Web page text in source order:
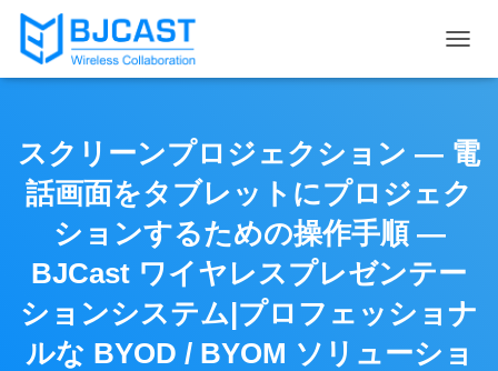
O
L
E
N
A
G
T
I
O
スクリーンプロジェクション — 電
話画面をタブレットにプロジェク
ションするための操作手順 —
BJCast ワイヤレスプレゼンテー
ションシステム|プロフェッショナ
ルな BYOD / BYOM ソリューショ